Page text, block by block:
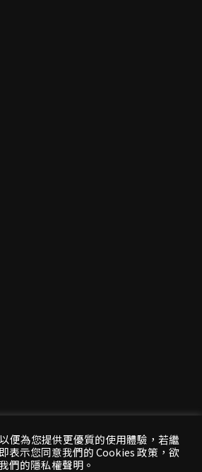
經出版：思考，連結過去與未來
便為您提供更優質的使用體驗，若繼
表示您同意我們的 Cookies 政策，欲
們的隱私權聲明。